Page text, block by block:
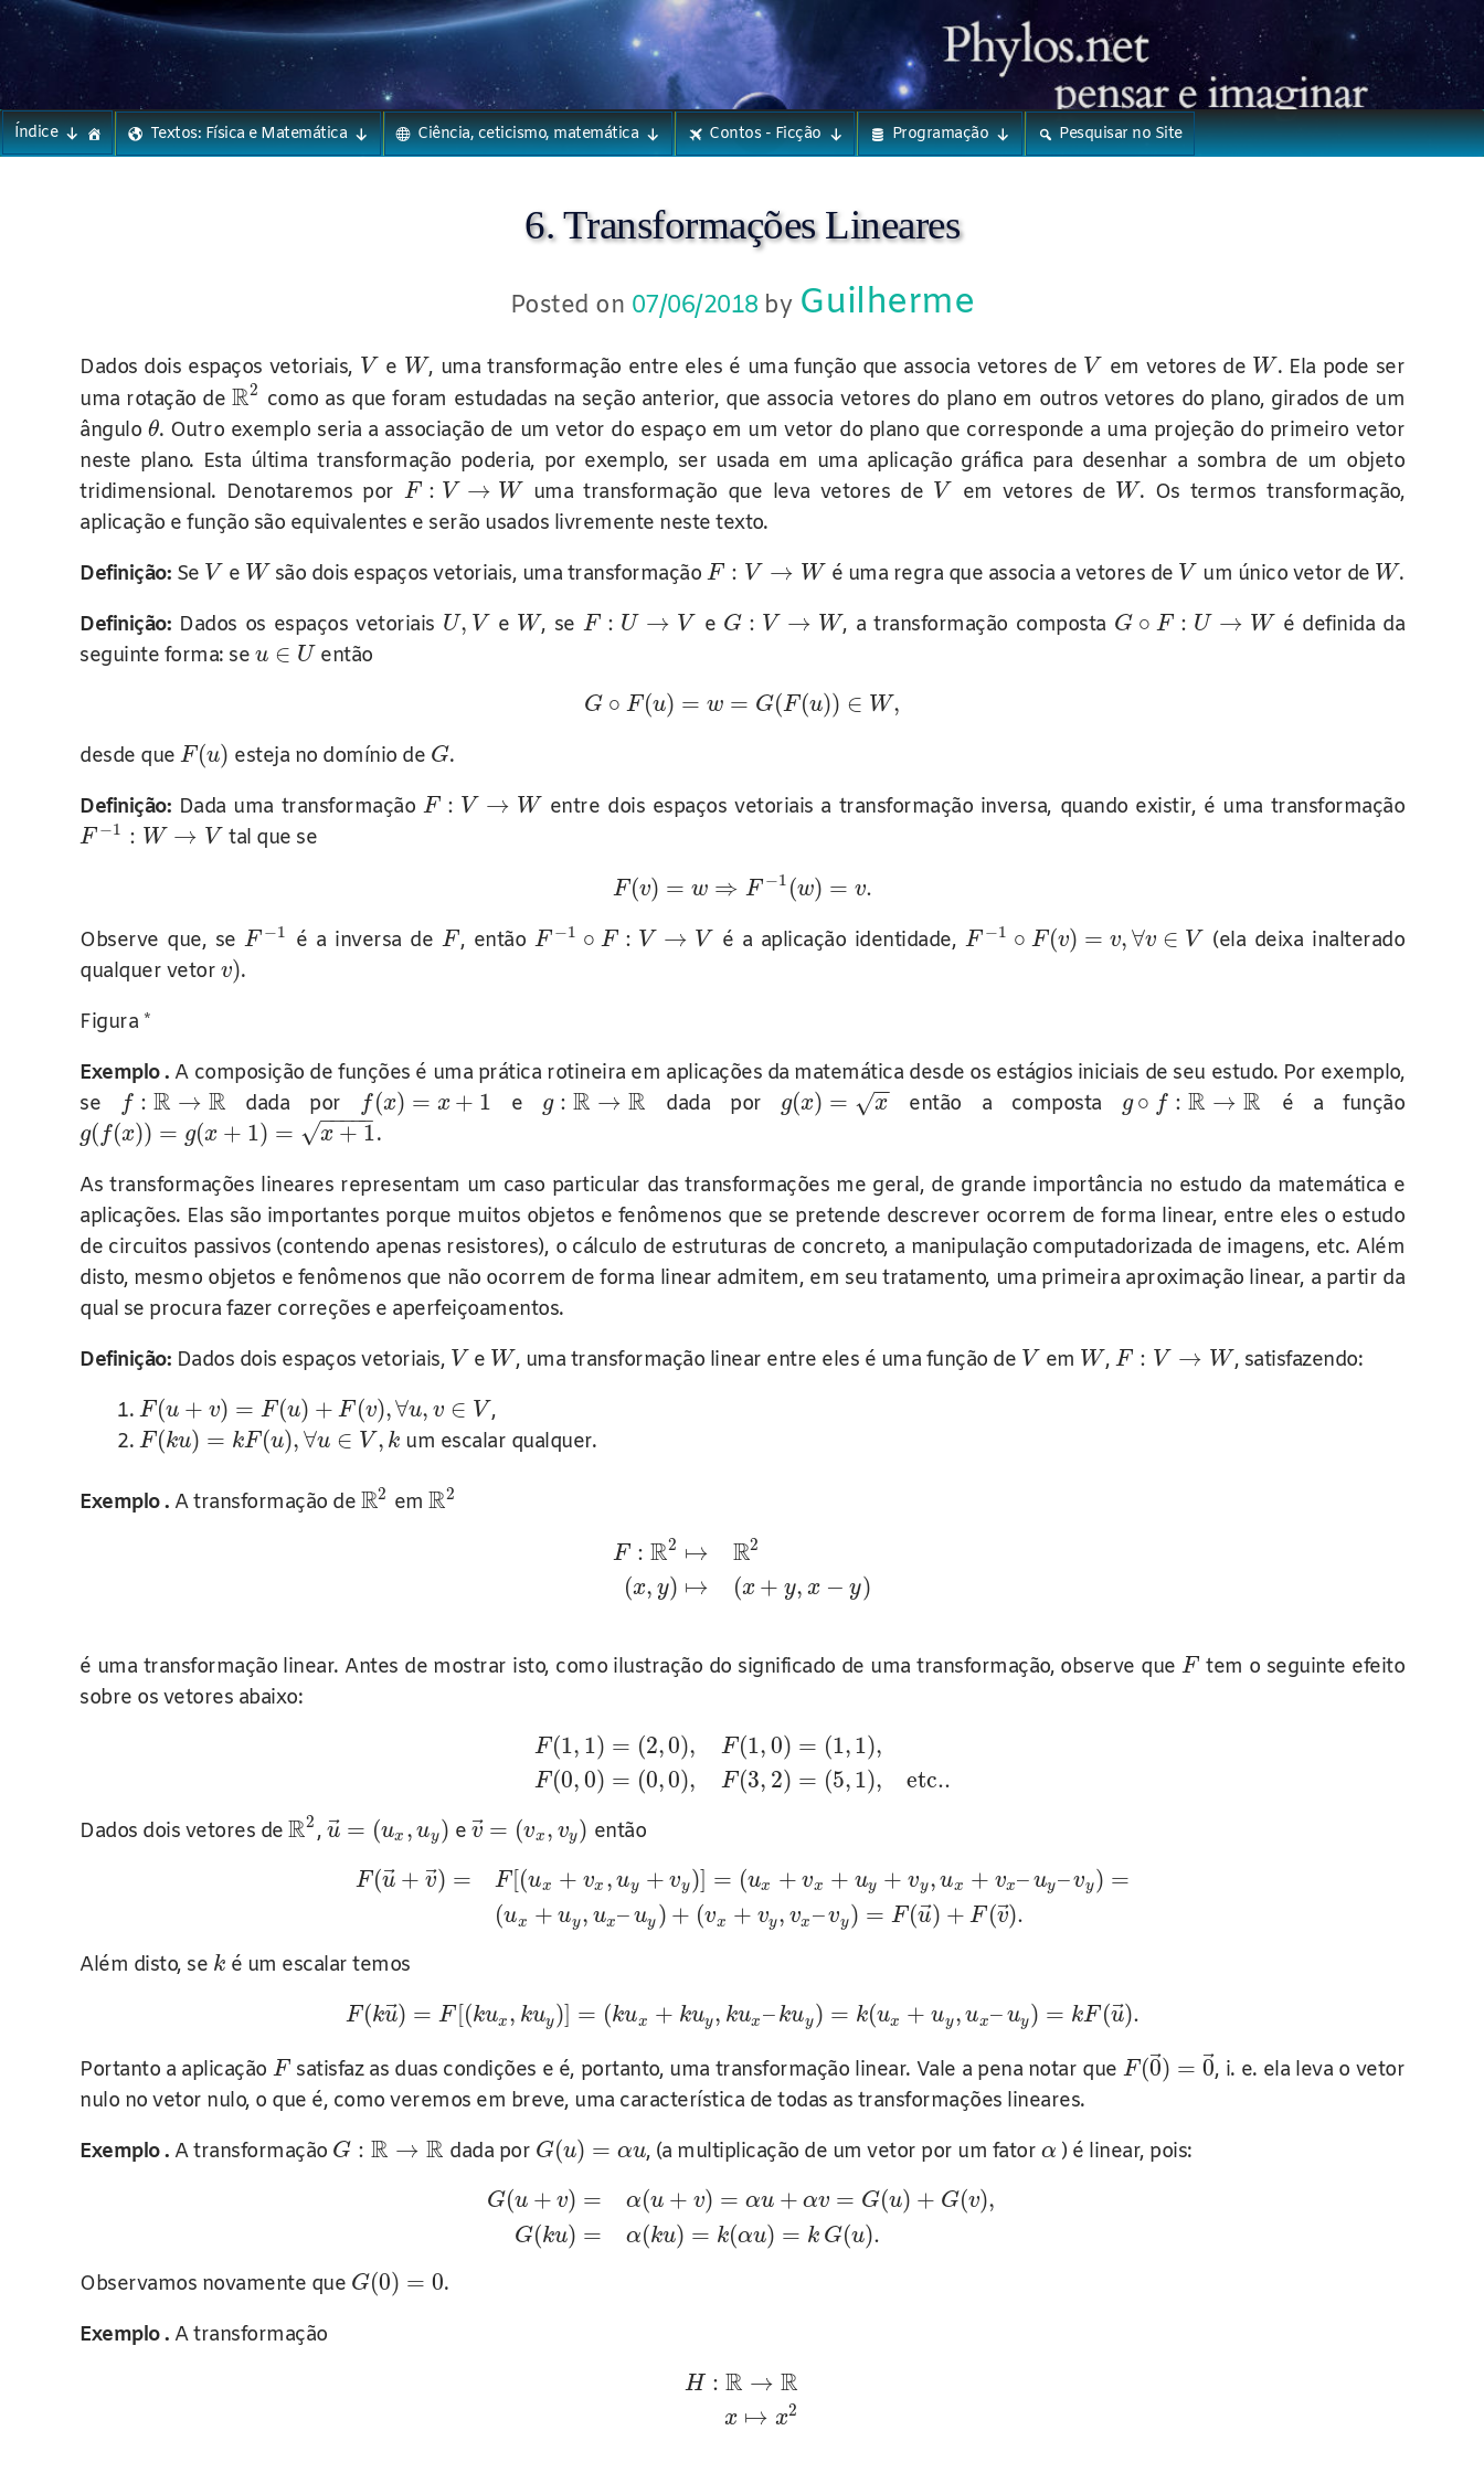
Phylos.net
Pensar e Imaginar
Skip
to
Índice Textos: Física e Matemática Ciência, ceticismo, matemática Contos - Ficção Programação Pesquisar no Site
6. Transformações Lineares
Posted on 07/06/2018 by Guilherme
Dados dois espaços vetoriais, V e W, uma transformação entre eles é uma função que associa vetores de V em vetores de W. Ela pode ser
uma rotação deR2 como as que foram estudadas na seção anterior, que associa vetores do plano em outros vetores do plano, girados de um
ângulo θ. Outro exemplo seria a associação de um vetor do espaço em um vetor do plano que corresponde a uma projeção do primeiro vetor
neste plano. Esta última transformação poderia, por exemplo, ser usada em uma aplicação gráfica para desenhar a sombra de um objeto
tridimensional. Denotaremos por F : V → W uma transformação que leva vetores de V em vetores de W. Os termos transformação,
aplicação e função são equivalentes e serão usados livremente neste texto.
Definição: Se V e W são dois espaços vetoriais, uma transformação F : V → W é uma regra que associa a vetores de V um único vetor de W.
Definição: Dados os espaços vetoriais U, V e W, seF : U → V e G : V → W, a transformação composta G ∘ F : U → W é definida da
seguinte forma: se u ∈ U então
G ∘ F(u) = w = G(F(u)) ∈ W,
desde que F(u) esteja no domínio de G.
Definição: Dada uma transformação F : V → W entre dois espaços vetoriais a transformação inversa, quando existir, é uma transformação
F −1 : W → V tal que se
F(v) = w ⇒ F −1 (w) = v.
Observe que, seF −1 é a inversa deF, então F −1 ∘ F : V → V é a aplicação identidade,F −1 ∘ F(v) = v, ∀v ∈ V
(ela deixa inalterado
qualquer vetor v).
Figura *
Exemplo . A composição de funções é uma prática rotineira em aplicações da matemática desde os estágios iniciais de seu estudo. Por exemplo,
se
f : R → R dada por f(x) = x + 1 e g : R → R dada por g(x) = x
−
−
√ então a composta g ∘ f : R → R é a função
g( f(x)) = g(x + 1) = x + 1
− −
−−−
√
.
As transformações lineares representam um caso particular das transformações me geral, de grande importância no estudo da matemática e
aplicações. Elas são importantes porque muitos objetos e fenômenos que se pretende descrever ocorrem de forma linear, entre eles o estudo
de circuitos passivos (contendo apenas resistores), o cálculo de estruturas de concreto, a manipulação computadorizada de imagens, etc. Além
disto, mesmo objetos e fenômenos que não ocorrem de forma linear admitem, em seu tratamento, uma primeira aproximação linear, a partir da
qual se procura fazer correções e aperfeiçoamentos.
Definição: Dados dois espaços vetoriais, V e W, uma transformação linear entre eles é uma função de V em W, F : V → W, satisfazendo:
F(u + v) = F(u) + F(v),∀u, v ∈ V ,
F(ku) = kF(u), ∀u ∈ V, k um escalar qualquer.
Exemplo . A transformação de R2 emR2
F : R2 ↦
(x, y) ↦
R2
(x + y, x − y)
é uma transformação linear. Antes de mostrar isto, como ilustração do significado de uma transformação, observe queF tem o seguinte efeito
sobre os vetores abaixo:
F(1, 1) = (2,0),
F(0, 0) = (0,0),
F(1, 0) = (1, 1),
F(3, 2) = (5, 1), etc..
Dados dois vetores de R2 , u⃗ = (ux , uy ) e v⃗ = (vx , vy) então
F(u + v⃗
) = F[(ux + vx , uy + vy )] = (ux + vx + uy + vy , ux + vx–uy–vy ) =
(ux + uy , ux–uy ) + (vx + vy , vx –vy ) = F(u⃗
) + F(v⃗
).
Além disto, se k é um escalar temos
F(ku⃗) = F[ (kux , kuy ) = (kux + kuy , kux – kuy ) = k(ux + uy , ux–uy ) = kF(u⃗
).
Portanto a aplicação F satisfaz as duas condições e é, portanto, uma transformação linear. Vale a pena notar que F(0⃗) = 0⃗, i. e. ela leva o vetor
nulo no vetor nulo, o que é, como veremos em breve, uma característica de todas as transformações lineares.
Exemplo . A transformação G : R → R dada por G(u) = αu, (a multiplicação de um vetor por um fator α ) é linear, pois:
G(u + v) =
G(ku) =
α(u + v) = αu + αv = G(u) + G(v),
α(ku) = k(αu) = k G(u).
Observamos novamente que G(0) = 0.
Exemplo . A transformação
H : R → R
x ↦ x2